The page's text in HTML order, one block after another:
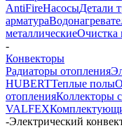
AntiFireНасосыДетали
арматура
металлическиеОчистка
-
Конвекторы
Радиаторы отопления
HUBERTТеплые полы
отопленияКоллекторы
VALFEX
-Электрический